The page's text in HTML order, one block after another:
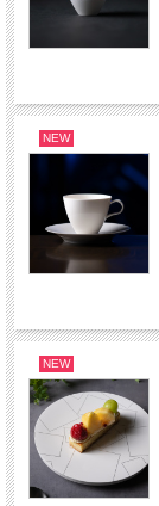
NEW
NEW